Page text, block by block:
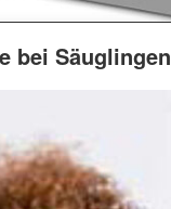
bei Säuglingen